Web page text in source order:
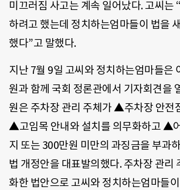
미끄러짐 사고는 계속 일어났다. 고씨는
하려고 했는데 정치하는엄마들이 법을
했다”고 말했다.
지난 7월 9일 고씨와 정치하는엄마들은
원과 함께 국회 정론관에서 기자회견을
원은 주차장 관리 주체가 ▲주차장 안전
▲고임목 안내와 설치를 의무화하고 ▲
지 또는 300만원 미만의 과징금을 부과
법 개정안을 대표발의했다. 주차장 관리
화한 법안으로 고씨와 정치하는엄마들